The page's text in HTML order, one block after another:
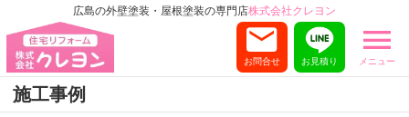
広島の外壁塗装・屋根塗装の専門店株式会社クレヨン
メニュー
お見積り
お問合せ
施工事例